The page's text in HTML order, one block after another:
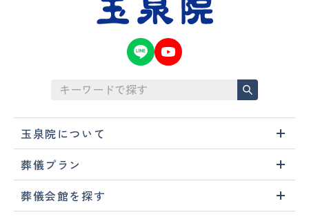
玉泉院について
葬儀プラン
葬儀会館を探す